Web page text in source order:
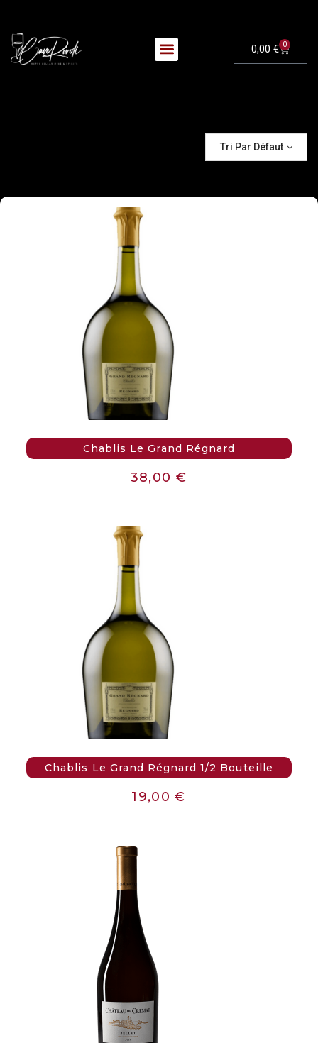
0,00 € 0
Tri Par Défaut
Chablis Le Grand Régnard
38,00 €
Chablis Le Grand Régnard 1/2 Bouteille
19,00€